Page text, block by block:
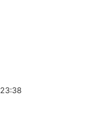
23:38